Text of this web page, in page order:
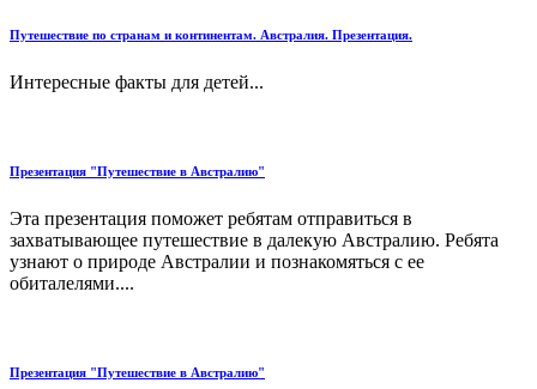
Путешествие по странам и континентам. Австралия. Презентация.
Интересные факты для детей...
Презентация "Путешествие в Австралию"
Эта презентация поможет ребятам отправиться в
захватывающее путешествие в далекую Австралию. Ребята
узнают о природе Австралии и познакомяться с ее
обиталелями....
Презентация "Путешествие в Австралию"